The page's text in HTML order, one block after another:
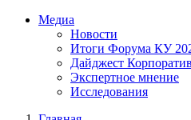
Медиа
Новости
Итоги Форума КУ
Дайджест
Экспертное мнение
Исследования